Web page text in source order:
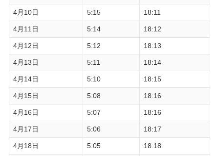
4月10日 5:15 18:11
4月11日 5:14 18:12
4月12日 5:12 18:13
4月13日 5:11 18:14
4月14日 5:10 18:15
4月15日 5:08 18:16
4月16日 5:07 18:16
4月17日 5:06 18:17
4月18日 5:05 18:18